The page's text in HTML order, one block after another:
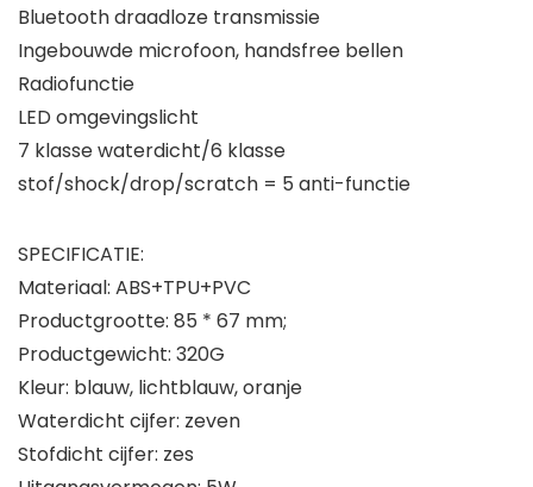
Bluetooth draadloze transmissie
Ingebouwde microfoon, handsfree bellen
Radiofunctie
LED omgevingslicht
7 klasse waterdicht/6 klasse
stof/shock/drop/scratch = 5 anti-functie
SPECIFICATIE:
Materiaal: ABS+TPU+PVC
Productgrootte: 85 * 67 mm;
Productgewicht: 320G
Kleur: blauw, lichtblauw, oranje
Waterdicht cijfer: zeven
Stofdicht cijfer: zes